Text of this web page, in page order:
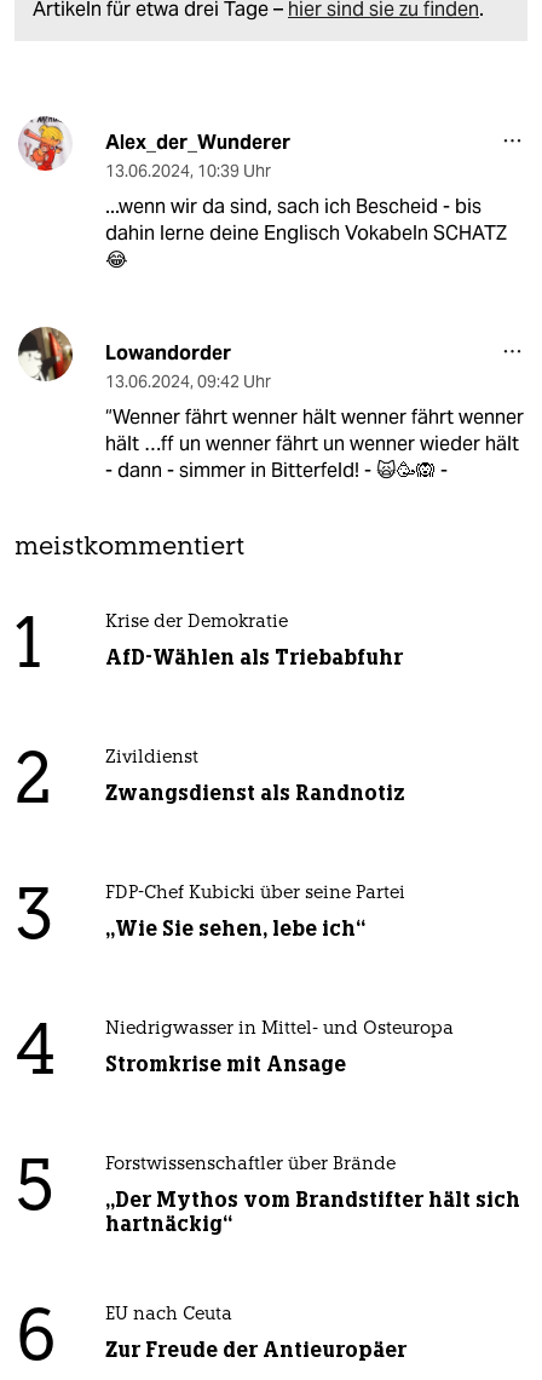
Artikeln für etwa drei Tage – hier sind sie zu finden.
Alex_der_Wunderer
13.06.2024, 10:39 Uhr
...wenn wir da sind, sach ich Bescheid - bis
dahin lerne deine Englisch Vokabeln SCHATZ
😂
Lowandorder
13.06.2024, 09:42 Uhr
“Wenner fährt wenner hält wenner fährt wenner
hält …ff un wenner fährt un wenner wieder hält
- dann - simmer in Bitterfeld! - 🙀🥳🙉 -
meistkommentiert
1 Krise der Demokratie
AfD-Wählen als Triebabfuhr
2 Zivildienst
Zwangsdienst als Randnotiz
3 FDP-Chef Kubicki über seine Partei
„Wie Sie sehen, lebe ich“
4 Niedrigwasser in Mittel- und Osteuropa
Stromkrise mit Ansage
5 Forstwissenschaftler über Brände
„Der Mythos vom Brandstifter hält sich
hartnäckig“
6 EU nach Ceuta
Zur Freude der Antieuropäer